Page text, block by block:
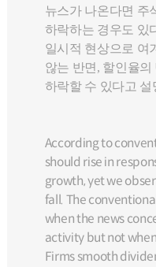
뉴스가 나온다면 주
하락하는 경우도 있
일시적 현상으로 여
않는 반면, 할인율의
하락할 수 있다고
According to
should rise in
growth, yet we
fall. The
when the news
activity but not
Firms smooth